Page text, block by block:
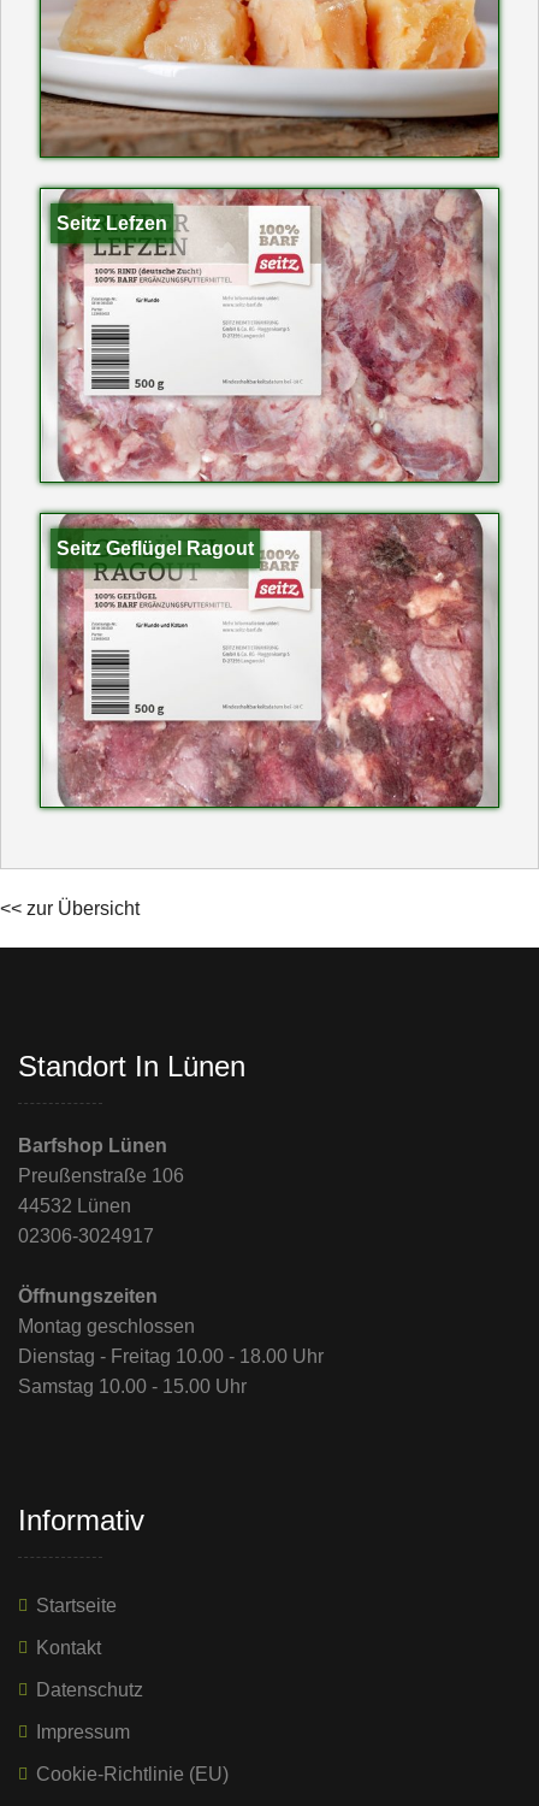
Seitz Lefzen
Seitz Geflügel Ragout
<< zur Übersicht
Standort In Lünen
Barfshop Lünen
Preußenstraße 106
44532 Lünen
02306-3024917
Öffnungszeiten
Montag geschlossen
Dienstag - Freitag 10.00 - 18.00 Uhr
Samstag 10.00 - 15.00 Uhr
Informativ
Startseite
Kontakt
Datenschutz
Impressum
Cookie-Richtlinie (EU)